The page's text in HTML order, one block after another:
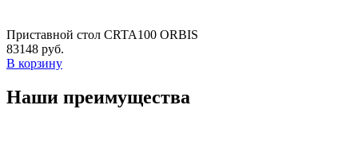
Приставной стол CRTA100 ORBIS
83148 руб.
В корзину
Наши преимущества